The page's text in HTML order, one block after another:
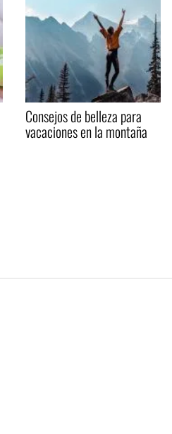
Consejos de belleza para
vacaciones en la montaña